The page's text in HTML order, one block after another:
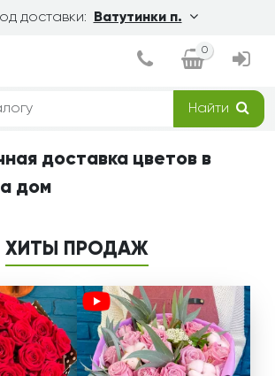
доставки: Ватутинки п.
0
Найти
доставка цветов в
дом
ХИТЫ ПРОДАЖ